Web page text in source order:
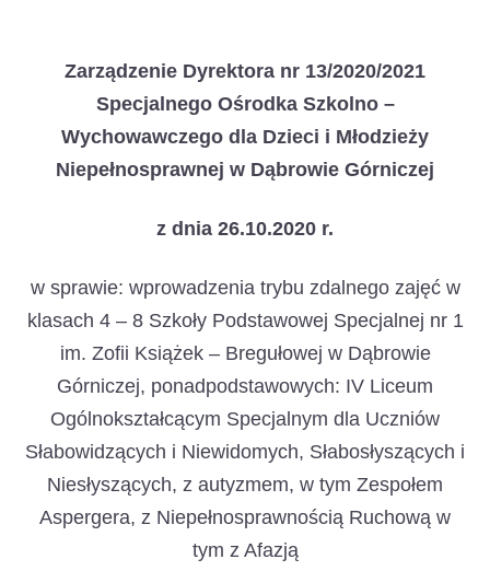
Zarządzenie Dyrektora nr 13/2020/2021
Specjalnego Ośrodka Szkolno –
Wychowawczego dla Dzieci i Młodzieży
Niepełnosprawnej w Dąbrowie Górniczej
z dnia 26.10.2020 r.
w sprawie: wprowadzenia trybu zdalnego zajęć w
klasach 4 – 8 Szkoły Podstawowej Specjalnej nr 1
im. Zofii Książek – Bregułowej w Dąbrowie
Górniczej, ponadpodstawowych: IV Liceum
Ogólnokształcącym Specjalnym dla Uczniów
Słabowidzących i Niewidomych, Słabosłyszących i
Niesłyszących, z autyzmem, w tym Zespołem
Aspergera, z Niepełnosprawnością Ruchową w
tym z Afazją